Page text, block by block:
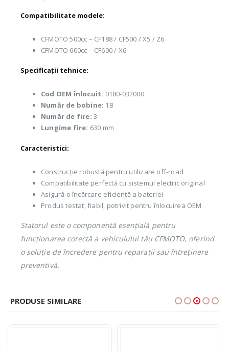
Compatibilitate modele:
CFMOTO 500cc – CF188 / CF500 / X5 / Z6
CFMOTO 600cc – CF600 / X6
Specificații tehnice:
Cod OEM înlocuit: 0180-032000
Număr de bobine: 18
Număr de fire: 3
Lungime fire: 630 mm
Caracteristici:
Construcție robustă pentru utilizare off-road
Compatibilitate perfectă cu sistemul electric original
Asigură o încărcare eficientă a bateriei
Produs testat, fiabil, potrivit pentru înlocuirea OEM
Statorul este o componentă esențială pentru
funcționarea corectă a vehiculului tău CFMOTO, oferind
o soluție de încredere pentru reparații sau întreținere
preventivă.
PRODUSE SIMILARE